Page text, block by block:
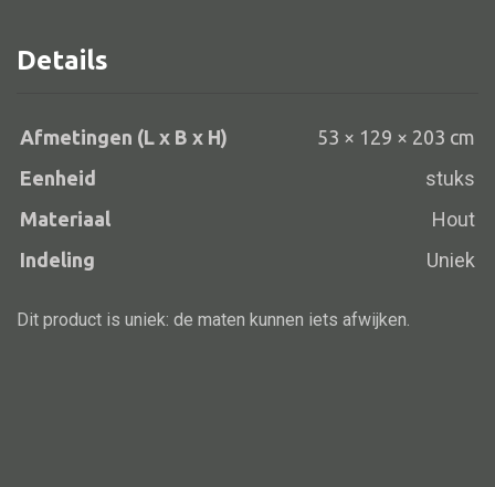
Hanglamp
Tafellamp
Vloerlamp
Wandlamp
Details
Afmetingen (L x B x H)
53 × 129 × 203 cm
Eenheid
stuks
Materiaal Hout
Indeling Uniek
Dit product is uniek: de maten kunnen iets afwijken.